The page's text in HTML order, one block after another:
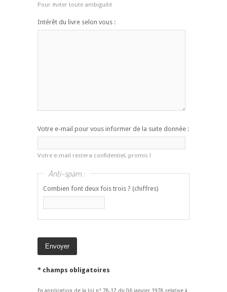
Pour éviter toute ambiguïté
Intérêt du livre selon vous :
Votre e-mail pour vous informer de la suite donnée :
Votre e-mail restera confidentiel, promis !
Anti-spam :
Combien font deux fois trois ? (chiffres)
* champs obligatoires
En application de la loi n° 78-17 du 06 janvier 1978 relative à